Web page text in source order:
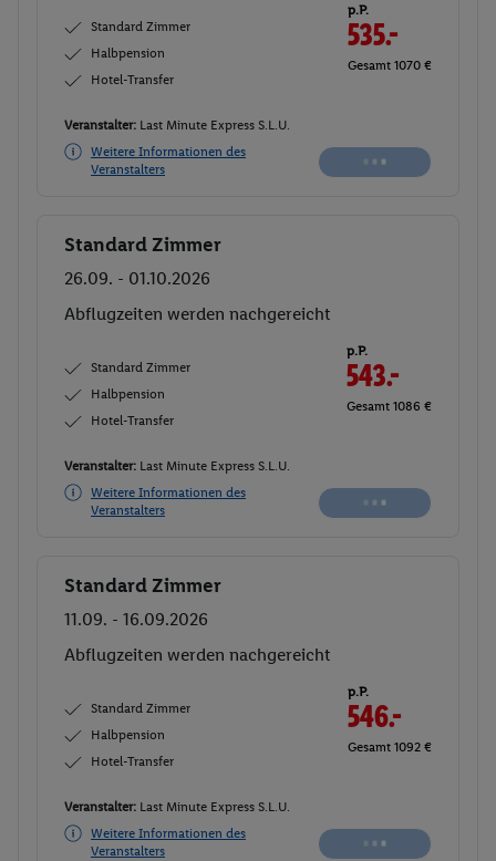
Standard Zimmer
Halbpension
Hotel-Transfer
p.P.
535.-
Gesamt 1070 €
Veranstalter: Last Minute Express S.L.U.
Weitere Informationen des
Veranstalters
Buchen
Standard Zimmer
26.09. - 01.10.2026
Abflugzeiten werden nachgereicht
Standard Zimmer
Halbpension
Hotel-Transfer
p.P.
543.-
Gesamt 1086 €
Veranstalter: Last Minute Express S.L.U.
Weitere Informationen des
Veranstalters
Buchen
Standard Zimmer
11.09. - 16.09.2026
Abflugzeiten werden nachgereicht
Standard Zimmer
Halbpension
Hotel-Transfer
p.P.
546.-
Gesamt 1092 €
Veranstalter: Last Minute Express S.L.U.
Weitere Informationen des
Veranstalters